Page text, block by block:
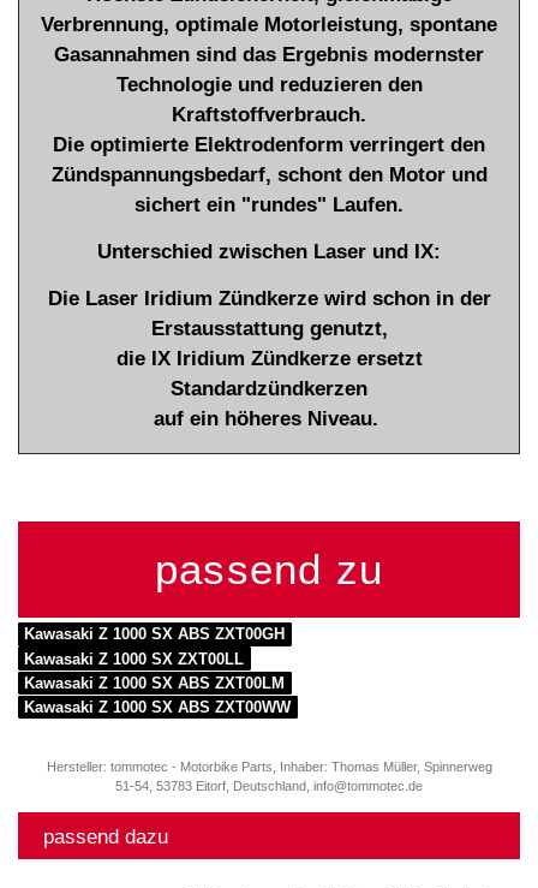
Verbrennung, optimale Motorleistung, spontane
Gasannahmen sind das Ergebnis modernster
Technologie und reduzieren den
Kraftstoffverbrauch.
Die optimierte Elektrodenform verringert den
Zündspannungsbedarf, schont den Motor und
sichert ein "rundes" Laufen.
Unterschied zwischen Laser und IX:
Die Laser Iridium Zündkerze wird schon in der
Erstausstattung genutzt,
die IX Iridium Zündkerze ersetzt
Standardzündkerzen
auf ein höheres Niveau.
passend zu
Kawasaki Z 1000 SX ABS ZXT00GH
Kawasaki Z 1000 SX ZXT00LL
Kawasaki Z 1000 SX ABS ZXT00LM
Kawasaki Z 1000 SX ABS ZXT00WW
Hersteller: tommotec - Motorbike Parts, Inhaber: Thomas Müller, Spinnerweg
51-54, 53783 Eitorf, Deutschland, info@tommotec.de
passend dazu